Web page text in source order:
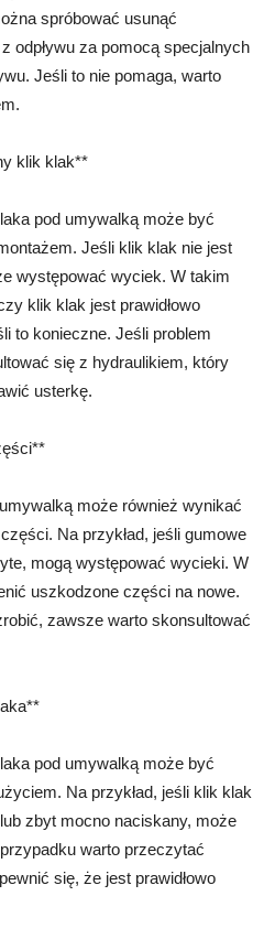
spróbować usunąć
odpływu za pomocą specjalnych
Jeśli to nie pomaga, warto
klik klak**
pod umywalką może być
Jeśli klik klak nie jest
występować wyciek. W takim
klik klak jest prawidłowo
to konieczne. Jeśli problem
się z hydraulikiem, który
usterkę.
może również wynikać
Na przykład, jeśli gumowe
mogą występować wycieki. W
uszkodzone części na nowe.
zawsze warto skonsultować
pod umywalką może być
Na przykład, jeśli klik klak
zbyt mocno naciskany, może
warto przeczytać
się, że jest prawidłowo